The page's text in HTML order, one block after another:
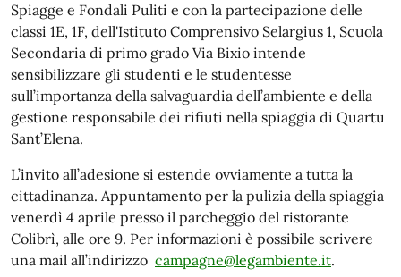
Spiagge e Fondali Puliti e con la partecipazione delle
classi 1E, 1F, dell'Istituto Comprensivo Selargius 1, Scuola
Secondaria di primo grado Via Bixio intende
sensibilizzare gli studenti e le studentesse
sull’importanza della salvaguardia dell’ambiente e della
gestione responsabile dei rifiuti nella spiaggia di Quartu
Sant’Elena.
L’invito all’adesione si estende ovviamente a tutta la
cittadinanza. Appuntamento per la pulizia della spiaggia
venerdì 4 aprile presso il parcheggio del ristorante
Colibrì, alle ore 9. Per informazioni è possibile scrivere
una mail all’indirizzo campagne@legambiente.it.